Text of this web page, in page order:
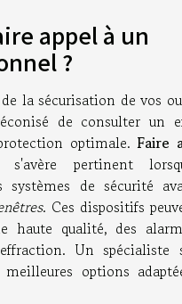
appel à un
?
la sécurisation de vos
de consulter un
optimale.Faire
s'avère pertinent
systèmes de sécurité
. Ces dispositifs
haute qualité, des
Un spécialiste
options